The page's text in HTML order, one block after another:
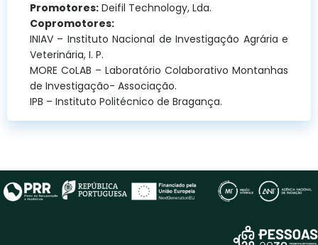
Promotores: Deifil Technology, Lda.
Copromotores:
INIAV – Instituto Nacional de Investigação Agrária e
Veterinária, I. P.
MORE CoLAB – Laboratório Colaborativo Montanhas
de Investigação- Associação.
IPB – Instituto Politécnico de Bragança.